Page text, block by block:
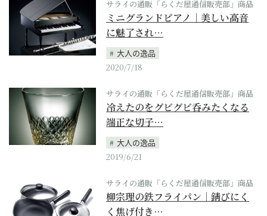
サライの通販「らくだ屋通信販売部」商品
ミニグランドピアノ｜美しい高音
に魅了され…
大人の逸品
2020/7/18
サライの通販「らくだ屋通信販売部」商品
冷えたのをグビグビ呑みたくなる
端正な切子…
大人の逸品
2019/6/21
サライの通販「らくだ屋通信販売部」商品
柳宗理の鉄フライパン｜錆びにく
く焦げ付き…